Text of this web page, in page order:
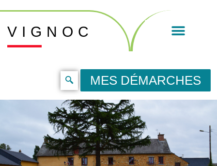
VIGNOC
MES DÉMARCHES